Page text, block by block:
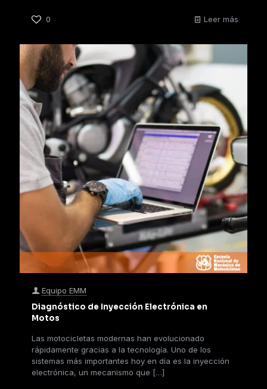
0 Leer más
Equipo EMM
Diagnóstico de Inyección Electrónica en
Motos
Las motocicletas modernas han evolucionado
rápidamente gracias a la tecnología. Uno de los
sistemas más importantes hoy en día es la inyección
electrónica, un mecanismo que […]